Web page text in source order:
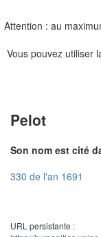
Attention : au
Vous pouvez utiliser
Pelot
Son nom est cité
330 de l'an 1691
URL persistante :